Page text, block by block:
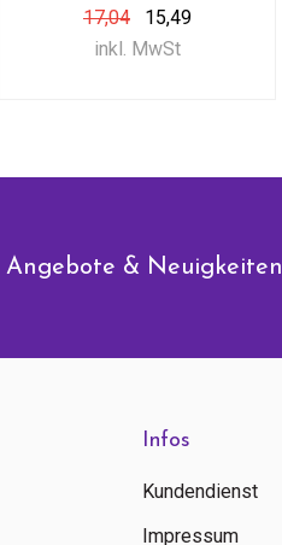
17,04
15,49
inkl. MwSt
Angebote & Neuigkeiten
Infos
Kundendienst
Impressum